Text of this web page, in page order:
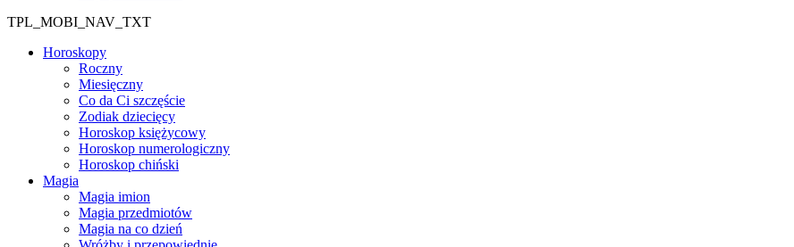
TPL_MOBI_NAV_TXT
Horoskopy
Roczny
Miesięczny
Co da Ci szczęście
Zodiak dziecięcy
Horoskop księżycowy
Horoskop numerologiczny
Horoskop chiński
Magia
Magia imion
Magia przedmiotów
Magia na co dzień